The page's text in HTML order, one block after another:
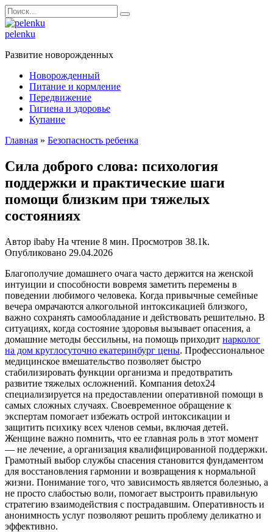
Перейти
к
содержанию
Search
for:
pelenku
Развитие новорожденных
Новорожденный
Питание и кормление
Передвижение
Гигиена и здоровье
Купание
Главная » Безопасность ребенка
Сила доброго слова: психология
поддержки и практические шаги
помощи близким при тяжелых
состояниях
Автор ibaby На чтение 8 мин. Просмотров 38.1k.
Опубликовано 29.04.2026
Благополучие домашнего очага часто держится на женской
интуиции и способности вовремя заметить перемены в
поведении любимого человека. Когда привычные семейные
вечера омрачаются алкогольной интоксикацией близкого,
важно сохранять самообладание и действовать решительно. В
ситуациях, когда состояние здоровья вызывает опасения, а
домашние методы бессильны, на помощь приходит нарколог
на дом круглосуточно екатеринбург цены. Профессиональное
медицинское вмешательство позволяет быстро
стабилизировать функции организма и предотвратить
развитие тяжелых осложнений. Компания detox24
специализируется на предоставлении оперативной помощи в
самых сложных случаях. Своевременное обращение к
экспертам помогает избежать острой интоксикации и
защитить психику всех членов семьи, включая детей.
Женщине важно помнить, что ее главная роль в этот момент
— не лечение, а организация квалифицированной поддержки.
Грамотный выбор службы спасения становится фундаментом
для восстановления гармонии и возвращения к нормальной
жизни. Понимание того, что зависимость является болезнью, а
не просто слабостью воли, помогает выстроить правильную
стратегию взаимодействия с пострадавшим. Оперативность и
анонимность услуг позволяют решить проблему деликатно и
эффективно.